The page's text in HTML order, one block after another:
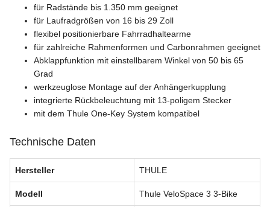
für Radstände bis 1.350 mm geeignet
für Laufradgrößen von 16 bis 29 Zoll
flexibel positionierbare Fahrradhaltearme
für zahlreiche Rahmenformen und Carbonrahmen geeignet
Abklappfunktion mit einstellbarem Winkel von 50 bis 65
Grad
werkzeuglose Montage auf der Anhängerkupplung
integrierte Rückbeleuchtung mit 13-poligem Stecker
mit dem Thule One-Key System kompatibel
Technische Daten
Hersteller THULE
Modell Thule VeloSpace 3 3-Bike